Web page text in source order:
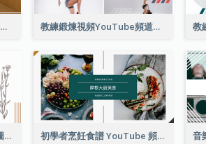
每日烹飪教程YouTube頻道圖片 教練鍛煉視頻YouTube頻道圖片
整理您的家 YouTube 頻道圖片 初學者烹飪食譜 YouTube 頻道圖片